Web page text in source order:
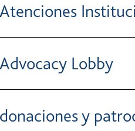
Lobby
y